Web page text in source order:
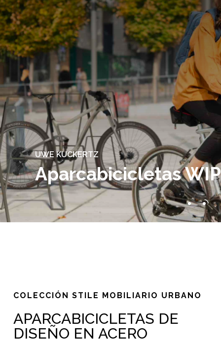
UWE KUCKERTZ
Aparcabicicletas WIP
COLECCIÓN STILE MOBILIARIO URBANO
APARCABICICLETAS DE
DISEÑO EN ACERO